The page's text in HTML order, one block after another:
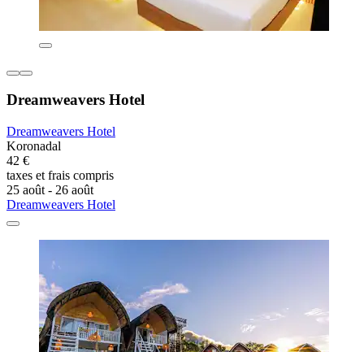
Dreamweavers Hotel
Dreamweavers Hotel
Koronadal
42 €
taxes et frais compris
25 août - 26 août
Dreamweavers Hotel